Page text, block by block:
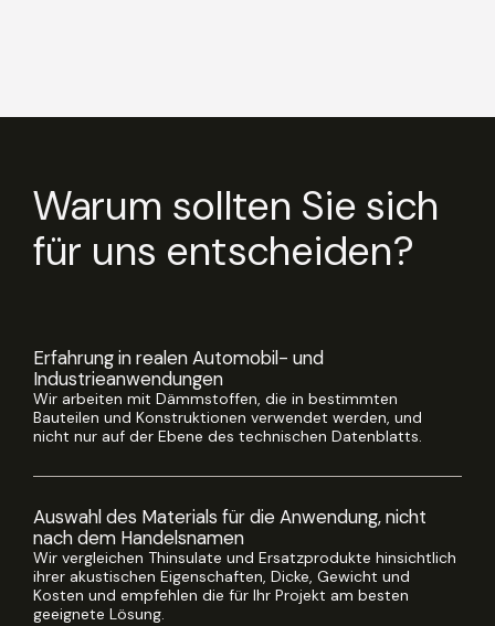
Warum sollten Sie sich
für uns entscheiden?
Erfahrung in realen Automobil- und
Industrieanwendungen
Wir arbeiten mit Dämmstoffen, die in bestimmten
Bauteilen und Konstruktionen verwendet werden, und
nicht nur auf der Ebene des technischen Datenblatts.
Auswahl des Materials für die Anwendung, nicht
nach dem Handelsnamen
Wir vergleichen Thinsulate und Ersatzprodukte hinsichtlich
ihrer akustischen Eigenschaften, Dicke, Gewicht und
Kosten und empfehlen die für Ihr Projekt am besten
geeignete Lösung.